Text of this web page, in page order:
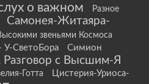
о важном Разное
Самонея-Житаяра-
звеньями Космоса
У-СветоБора Симион
Разговор с Высшим-Я
Готта
Цистерия-Уриоса-